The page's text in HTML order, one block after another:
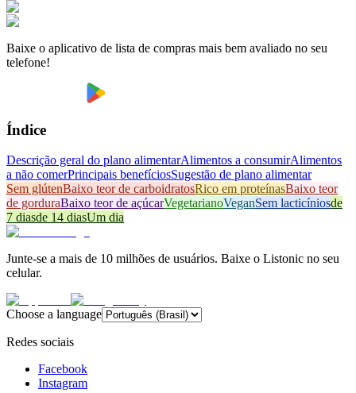
Baixe o aplicativo de lista de compras mais bem avaliado no seu
telefone!
Índice
Descrição geral do plano alimentarAlimentos a consumirAlimentos
a não comerPrincipais benefíciosSugestão de plano alimentar
Sem glútenBaixo teor de carboidratosRico em proteínasBaixo teor
de gorduraBaixo teor de açúcarVegetarianoVeganSem lacticíniosde
7 diasde 14 diasUm dia
Junte-se a mais de 10 milhões de usuários. Baixe o Listonic no seu
celular.
Choose a language
Redes sociais
Facebook
Instagram